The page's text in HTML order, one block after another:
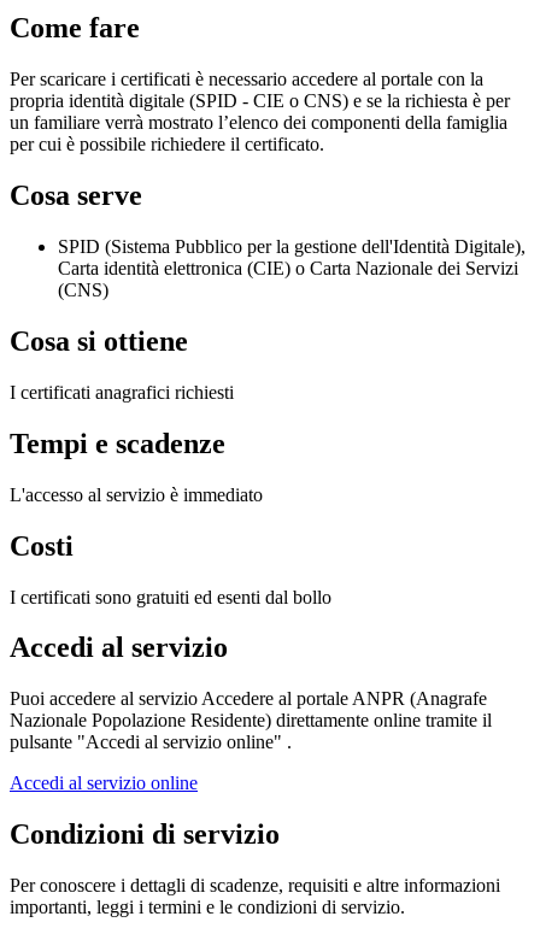
Come fare
Per scaricare i certificati è necessario accedere al portale con la
propria identità digitale (SPID - CIE o CNS) e se la richiesta è per
un familiare verrà mostrato l’elenco dei componenti della famiglia
per cui è possibile richiedere il certificato.
Cosa serve
SPID (Sistema Pubblico per la gestione dell'Identità Digitale),
Carta identità elettronica (CIE) o Carta Nazionale dei Servizi
(CNS)
Cosa si ottiene
I certificati anagrafici richiesti
Tempi e scadenze
L'accesso al servizio è immediato
Costi
I certificati sono gratuiti ed esenti dal bollo
Accedi al servizio
Puoi accedere al servizio Accedere al portale ANPR (Anagrafe
Nazionale Popolazione Residente) direttamente online tramite il
pulsante "Accedi al servizio online" .
Accedi al servizio online
Condizioni di servizio
Per conoscere i dettagli di scadenze, requisiti e altre informazioni
importanti, leggi i termini e le condizioni di servizio.